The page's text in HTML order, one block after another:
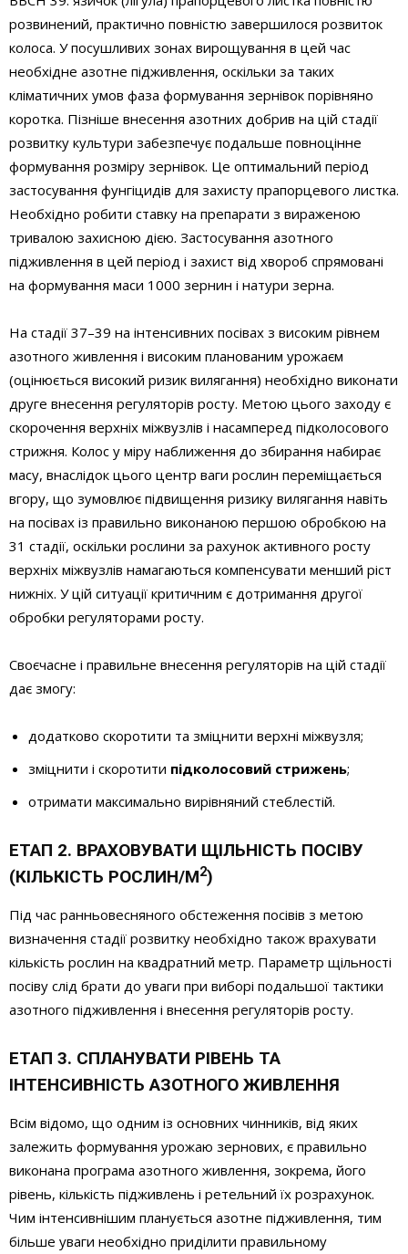
розвинений, практично повністю завершилося розвиток
колоса. У посушливих зонах вирощування в цей час
необхідне азотне підживлення, оскільки за таких
кліматичних умов фаза формування зернівок порівняно
коротка. Пізніше внесення азотних добрив на цій стадії
розвитку культури забезпечує подальше повноцінне
формування розміру зернівок. Це оптимальний період
застосування фунгіцидів для захисту прапорцевого листка.
Необхідно робити ставку на препарати з вираженою
тривалою захисною дією. Застосування азотного
підживлення в цей період і захист від хвороб спрямовані
на формування маси 1000 зернин і натури зерна.
На стадії 37–39 на інтенсивних посівах з високим рівнем
азотного живлення і високим планованим урожаєм
(оцінюється високий ризик вилягання) необхідно виконати
друге внесення регуляторів росту. Метою цього заходу є
скорочення верхніх міжвузлів і насамперед підколосового
стрижня. Колос у міру наближення до збирання набирає
масу, внаслідок цього центр ваги рослин переміщається
вгору, що зумовлює підвищення ризику вилягання навіть
на посівах із правильно виконаною першою обробкою на
31 стадії, оскільки рослини за рахунок активного росту
верхніх міжвузлів намагаються компенсувати менший ріст
нижніх. У цій ситуації критичним є дотримання другої
обробки регуляторами росту.
Своєчасне і правильне внесення регуляторів на цій стадії
дає змогу:
додатково скоротити та зміцнити верхні міжвузля;
зміцнити і скоротити підколосовий стрижень;
отримати максимально вирівняний стеблестій.
ЕТАП 2. ВРАХОВУВАТИ ЩІЛЬНІСТЬ ПОСІВУ
(КІЛЬКІСТЬ РОСЛИН/М2)
Під час ранньовесняного обстеження посівів з метою
визначення стадії розвитку необхідно також врахувати
кількість рослин на квадратний метр. Параметр щільності
посіву слід брати до уваги при виборі подальшої тактики
азотного підживлення і внесення регуляторів росту.
ЕТАП 3. СПЛАНУВАТИ РІВЕНЬ ТА
ІНТЕНСИВНІСТЬ АЗОТНОГО ЖИВЛЕННЯ
Всім відомо, що одним із основних чинників, від яких
залежить формування урожаю зернових, є правильно
виконана програма азотного живлення, зокрема, його
рівень, кількість підживлень і ретельний їх розрахунок.
Чим інтенсивнішим планується азотне підживлення, тим
більше уваги необхідно приділити правильному